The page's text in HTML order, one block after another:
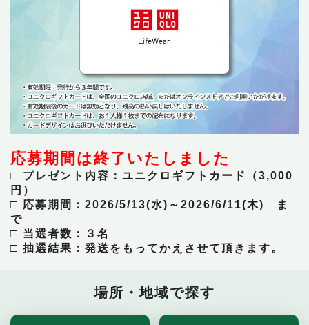
応募期間は終了いたしました
□ プレゼント内容：ユニクロギフトカード（3,000
円）
□ 応募期間：2026/5/13(水)～2026/6/11(木) ま
で
□ 当選者数：３名
□ 抽選結果：発送をもってかえさせて頂きます。
場所・地域で探す